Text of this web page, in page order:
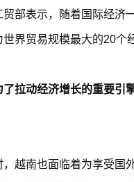
贸部表示，随着国际经济
界贸易规模最大的20个
了拉动经济增长的重要引
，越南也面临着为享受国